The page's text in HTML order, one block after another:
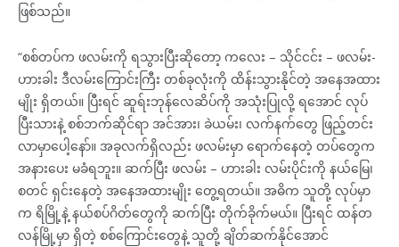
ဖြစ်သည်။
“စစ်တပ်က ဖလမ်းကို ရသွားပြီးဆိုတော့ ကလေး – သိုင်ငင်း – ဖလမ်း-
ဟားခါး ဒီလမ်းကြောင်းကြီး တစ်ခုလုံးကို ထိန်းသွားနိုင်တဲ့ အနေအထား
မျိုး ရှိတယ်။ ပြီးရင် ဆူရ်းဘုန်လေဆိပ်ကို အသုံးပြုလို့ ရအောင် လုပ်
ပြီးသားနဲ့ စစ်ဘက်ဆိုင်ရာ အင်အား၊ ခဲယမ်း၊ လက်နက်တွေ ဖြည့်တင်း
လာမှာပေါ့နော်။ အခုလက်ရှိလည်း ဖလမ်းမှာ ရောက်နေတဲ့ တပ်တွေက
အနားပေး မခံရဘူး။ ဆက်ပြီး ဖလမ်း – ဟားခါး လမ်းပိုင်းကို နယ်မြေ၊
စတင် ရှင်းနေတဲ့ အနေအထားမျိုး တွေ့ရတယ်။ အဓိက သူတို့ လုပ်မှာ
က ရိမြို့နဲ့ နယ်စပ်ဂိတ်တွေကို ဆက်ပြီး တိုက်ခိုက်မယ်။ ပြီးရင် ထန်တ
လန်မြို့မှာ ရှိတဲ့ စစ်ကြောင်းတွေနဲ့ သူတို့ ချိတ်ဆက်နိုင်အောင်